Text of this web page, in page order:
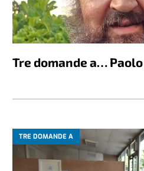
Tre domande a…
TRE DOMANDE A